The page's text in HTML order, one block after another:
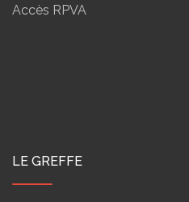
Accès RPVA
LE GREFFE